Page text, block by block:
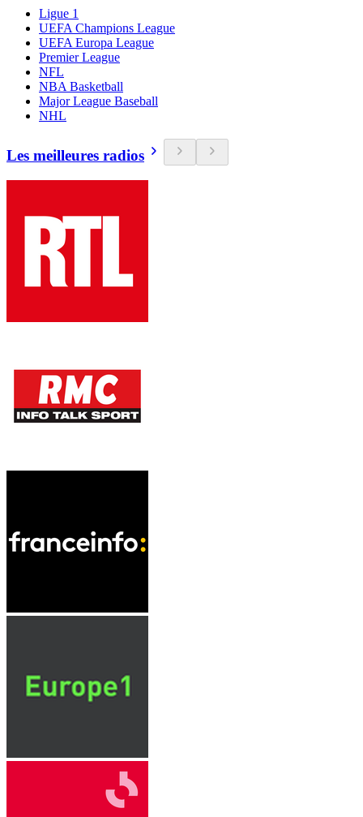
Ligue 1
UEFA Champions League
UEFA Europa League
Premier League
NFL
NBA Basketball
Major League Baseball
NHL
Les meilleures radios